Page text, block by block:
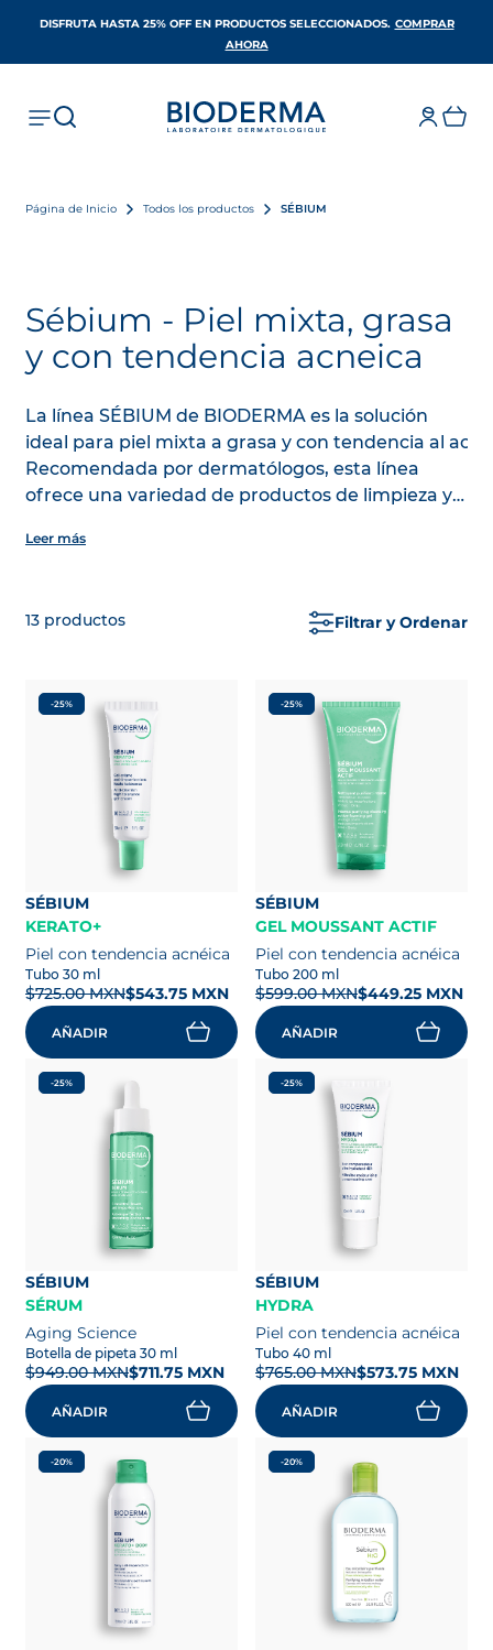
DISFRUTA HASTA 25% OFF EN PRODUCTOS SELECCIONADOS​. COMPRAR
AHORA
Página de Inicio Todos los productos SÉBIUM
Sébium - Piel mixta, grasa
y con tendencia acneica
La línea SÉBIUM de BIODERMA es la solución
ideal para piel mixta a grasa y con tendencia al
Recomendada por dermatólogos, esta línea
ofrece una variedad de productos de limpieza y
micelares e hidratantes para crear tu rutina de
Leer más
13 productos Filtrar y Ordenar
-25%
SÉBIUM
KERATO+
Piel con tendencia acnéica
Tubo 30 ml
$725.00 MXN$543.75 MXN
AÑADIR
-25%
SÉBIUM
GEL MOUSSANT ACTIF
Piel con tendencia acnéica
Tubo 200 ml
$599.00 MXN$449.25 MXN
AÑADIR
-25%
SÉBIUM
SÉRUM
Aging Science
Botella de pipeta 30 ml
$949.00 MXN$711.75 MXN
AÑADIR
-25%
SÉBIUM
HYDRA
Piel con tendencia acnéica
Tubo 40 ml
$765.00 MXN$573.75 MXN
AÑADIR
-20% -20%